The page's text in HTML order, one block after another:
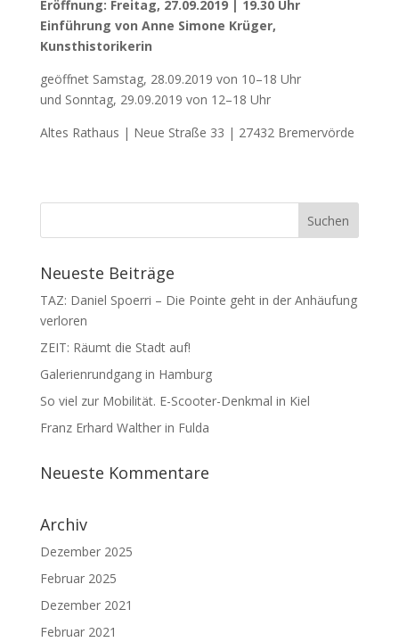
Eröffnung: Freitag, 27.09.2019 | 19.30 Uhr
Einführung von Anne Simone Krüger,
Kunsthistorikerin
geöffnet Samstag, 28.09.2019 von 10–18 Uhr
und Sonntag, 29.09.2019 von 12–18 Uhr
Altes Rathaus | Neue Straße 33 | 27432 Bremervörde
Neueste Beiträge
TAZ: Daniel Spoerri – Die Pointe geht in der Anhäufung
verloren
ZEIT: Räumt die Stadt auf!
Galerienrundgang in Hamburg
So viel zur Mobilität. E-Scooter-Denkmal in Kiel
Franz Erhard Walther in Fulda
Neueste Kommentare
Archiv
Dezember 2025
Februar 2025
Dezember 2021
Februar 2021